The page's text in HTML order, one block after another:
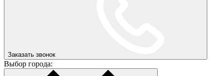
Заказать звонок
Выбор города: